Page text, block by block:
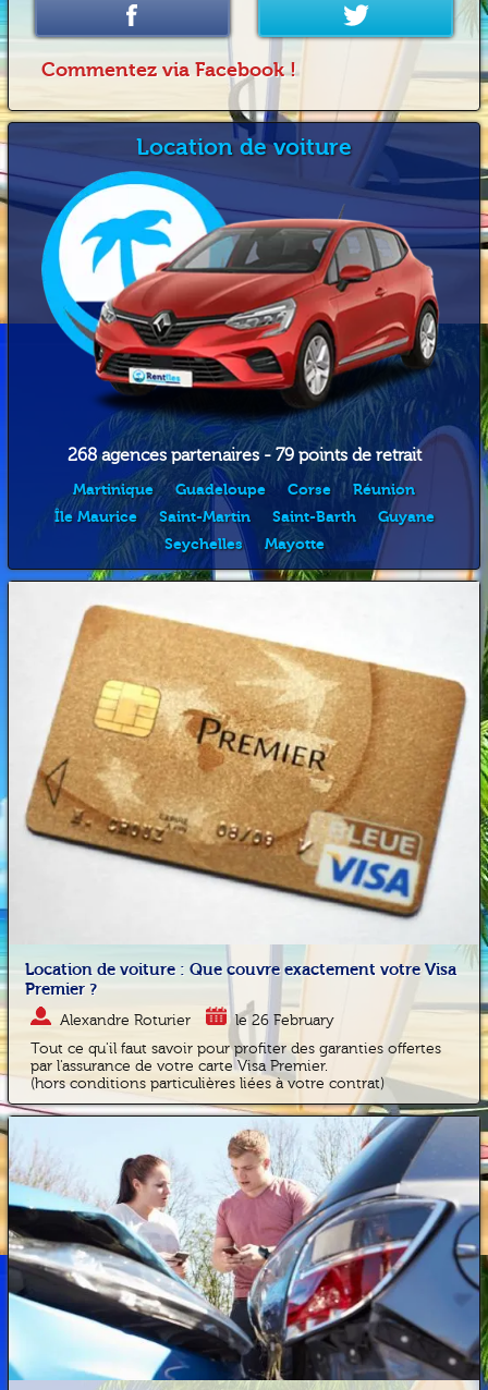
Commentez via Facebook !
Location de voiture
268 agences partenaires - 79 points de retrait
Martinique Guadeloupe Corse
Réunion
Île Maurice
Saint-Martin Saint-Barth
Guyane
Seychelles
Mayotte
Location de voiture : Que couvre exactement votre Visa
Premier ?
Alexandre Roturier
le 26 February
Tout ce qu'il faut savoir pour profiter des garanties offertes
par l'assurance de votre carte Visa Premier.
(hors conditions particulières liées à votre contrat)